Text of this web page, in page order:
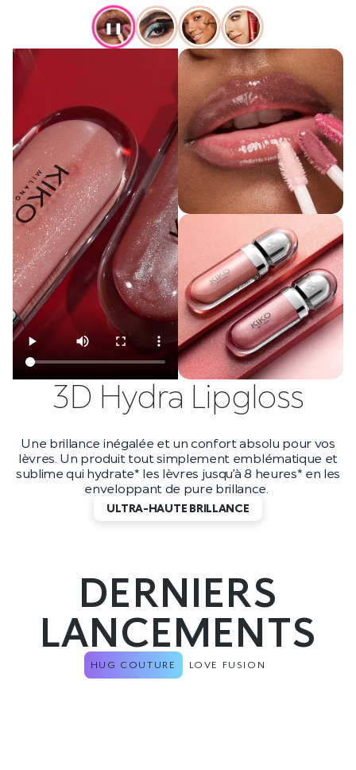
❚❚
3D Hydra Lipgloss
Une brillance inégalée et un confort absolu pour vos
lèvres. Un produit tout simplement emblématique et
sublime qui hydrate* les lèvres jusqu’à 8 heures* en les
enveloppant de pure brillance.
ULTRA-HAUTE BRILLANCE
DERNIERS
LANCEMENTS
HUG COUTURE LOVE FUSION